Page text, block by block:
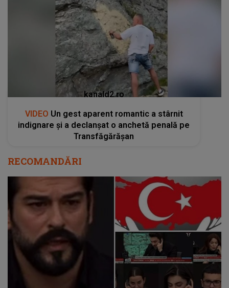
kanald2.ro
VIDEO Un gest aparent romantic a stârnit
indignare și a declanșat o anchetă penală pe
Transfăgărășan
RECOMANDĂRI